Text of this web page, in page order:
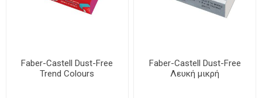
Faber-Castell Dust-Free
Trend Colours
Faber-Castell Dust-Free
Λευκή μικρή